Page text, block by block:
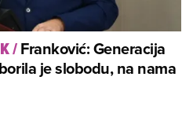
/Franković: Generacija
je slobodu, na nama